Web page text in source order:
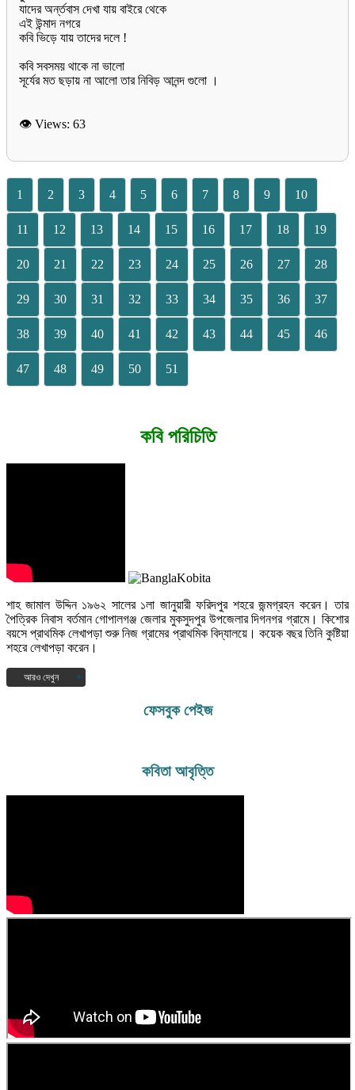
যাদের অর্ন্তবাস দেখা যায় বাইরে থেকে
এই উন্মাদ নগরে
কবি ভিড়ে যায় তাদের দলে !
কবি সবসময় থাকে না ভালো
সূর্যের মত ছড়ায় না আলো তার নিবিড় আনন্দ গুলো ।
👁 Views: 63
1 2 3 4 5 6 7 8 9 10
11 12 13 14 15 16 17 18 19
20 21 22 23 24 25 26 27 28
29 30 31 32 33 34 35 36 37
38 39 40 41 42 43 44 45 46
47 48 49 50 51
কবি পরিচিতি
শাহ জামাল উদ্দিন ১৯৬২ সালের ১লা জানুয়ারী ফরিদপুর শহরে জন্মগ্রহন করেন। তার
পৈত্রিক নিবাস বর্তমান গোপালগঞ্জ জেলার মুকসুদপুর উপজেলার দিগনগর গ্রামে। কিশোর
বয়সে প্রাথমিক লেখাপড়া শুরু নিজ গ্রামের প্রাথমিক বিদ্যালয়ে। কয়েক বছর তিনি কুষ্টিয়া
শহরে লেখাপড়া করেন।
আরও দেখুন
১৯৭৭ সালে দিগনগর বহুমুখী উচ্চ বিদ্যালয় হতে এস.এস.সি এবং ১৯৭৯ সালে সরকারি
রাজেন্দ্র কলেজ বিজ্ঞান বিভাগ হতে এইচএসসি পাশ করেন। ১৯৮৪ সালে ফরিদপুর
পর দুরারোগ্য ক্যান্সার ব্যাধিতে ( হজকিং লিম্ফোমা) আক্রান্ত হলে চিকিৎসারত অবস্থায়
চাকুরী ছেড়ে দেন। বর্তমানে আল্লাহর অপার মহিমায় সুস্থ হয়ে ব্যবসার সাথে জড়িত
ফেসবুক পেইজ
কবিতা আবৃত্তি